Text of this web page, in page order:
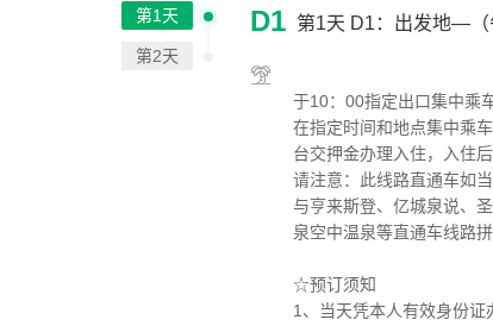
第1天
第2天
D1 第1天 D1：出发地—
于10：00指定出口集中乘
在指定时间和地点集中乘
台交押金办理入住，入住
请注意：此线路直通车如
与亨来斯登、亿城泉说、
泉空中温泉等直通车线路
☆预订须知
1、当天凭本人有效身份证